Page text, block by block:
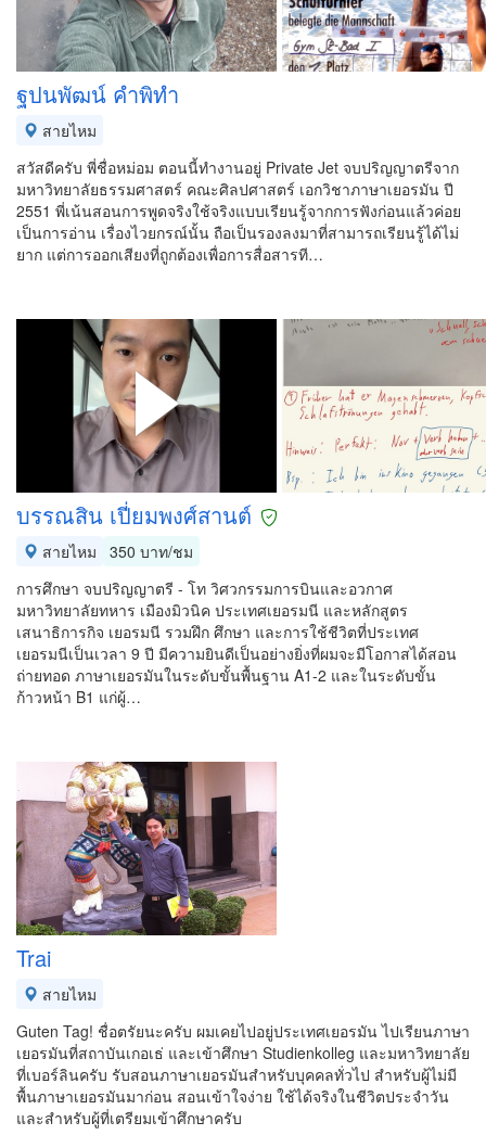
ฐปนพัฒน์ คำพิทำ
สายไหม
สวัสดีครับ พี่ชื่อหม่อม ตอนนี้ทำงานอยู่ Private Jet จบปริญญาตรีจาก
มหาวิทยาลัยธรรมศาสตร์ คณะศิลปศาสตร์ เอกวิชาภาษาเยอรมัน ปี
2551 พี่เน้นสอนการพูดจริงใช้จริงแบบเรียนรู้จากการฟังก่อนแล้วค่อย
เป็นการอ่าน เรื่องไวยกรณ์นั้น ถือเป็นรองลงมาที่สามารถเรียนรู้ได้ไม่
ยาก แต่การออกเสียงที่ถูกต้องเพื่อการสื่อสารที…
บรรณสิน เปี่ยมพงศ์สานต์
สายไหม
350 บาท/ชม
การศึกษา จบปริญญาตรี - โท วิศวกรรมการบินและอวกาศ
มหาวิทยาลัยทหาร เมืองมิวนิค ประเทศเยอรมนี และหลักสูตร
เสนาธิการกิจ เยอรมนี รวมฝึก ศึกษา และการใช้ชีวิตที่ประเทศ
เยอรมนีเป็นเวลา 9 ปี มีความยินดีเป็นอย่างยิ่งที่ผมจะมีโอกาสได้สอน
ถ่ายทอด ภาษาเยอรมันในระดับขั้นพื้นฐาน A1-2 และในระดับขั้น
ก้าวหน้า B1 แก่ผู้…
Trai
สายไหม
Guten Tag! ชื่อตรัยนะครับ ผมเคยไปอยู่ประเทศเยอรมัน ไปเรียนภาษา
เยอรมันที่สถาบันเกอเธ่ และเข้าศึกษา Studienkolleg และมหาวิทยาลัย
ที่เบอร์ลินครับ รับสอนภาษาเยอรมันสำหรับบุคคลทั่วไป สำหรับผู้ไม่มี
พื้นภาษาเยอรมันมาก่อน สอนเข้าใจง่าย ใช้ได้จริงในชีวิตประจำวัน
และสำหรับผู้ที่เตรียมเข้าศึกษาครับ